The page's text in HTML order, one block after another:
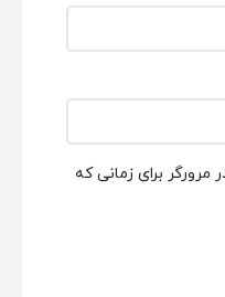
مرورگر برای زمانی که